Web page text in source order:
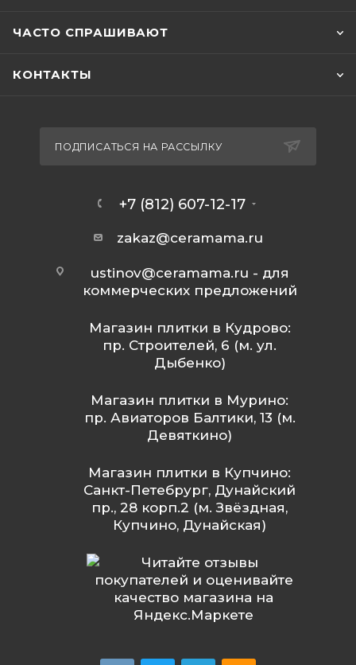
ЧАСТО СПРАШИВАЮТ
КОНТАКТЫ
ПОДПИСАТЬСЯ НА РАССЫЛКУ
+7 (812) 607-12-17
zakaz@ceramama.ru
ustinov@ceramama.ru - для
коммерческих предложений
Магазин плитки в Кудрово:
пр. Строителей, 6 (м. ул.
Дыбенко)
Магазин плитки в Мурино:
пр. Авиаторов Балтики, 13 (м.
Девяткино)
Магазин плитки в Купчино:
Санкт-Петебрург, Дунайский
пр., 28 корп.2 (м. Звёздная,
Купчино, Дунайская)